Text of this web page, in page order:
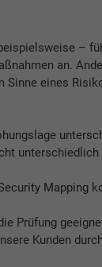
–
an.
Sinne eines
Mapping
Prüfung
Kunden